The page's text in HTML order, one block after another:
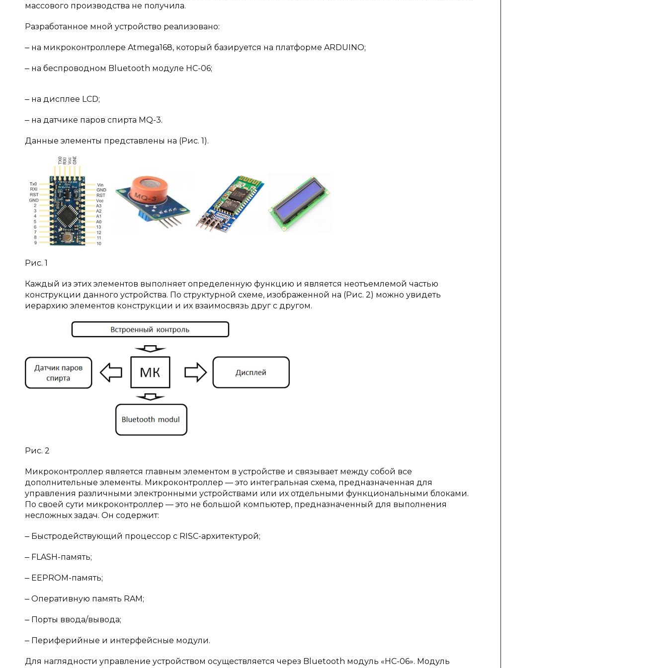
массового производства не получила.
Разработанное мной устройство реализовано:
‒ на микроконтроллере Atmega168, который базируется на платформе ARDUINO;
‒ на беспроводном Bluetooth модуле HC-06;
‒ на дисплее LCD;
‒ на датчике паров спирта MQ-3.
Данные элементы представлены на (Рис. 1).
Рис. 1
Каждый из этих элементов выполняет определенную функцию и является неотъемлемой частью
конструкции данного устройства. По структурной схеме, изображенной на (Рис. 2) можно увидеть
иерархию элементов конструкции и их взаимосвязь друг с другом.
Рис. 2
Микроконтроллер является главным элементом в устройстве и связывает между собой все
дополнительные элементы. Микроконтроллер — это интегральная схема, предназначенная для
управления различными электронными устройствами или их отдельными функциональными блоками.
По своей сути микроконтроллер — это не большой компьютер, предназначенный для выполнения
несложных задач. Он содержит:
‒ Быстродействующий процессор с RISC-архитектурой;
‒ FLASH-память;
‒ EEPROM-память;
‒ Оперативную память RAM;
‒ Порты ввода/вывода;
‒ Периферийные и интерфейсные модули.
Для наглядности управление устройством осуществляется через Bluetooth модуль «HC-06». Модуль